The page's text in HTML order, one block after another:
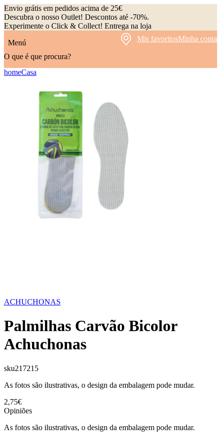
Envio grátis em pedidos acima de 25€
Descubra o nosso Outlet! Descontos até -70%.
Experimente o Click & Collect! Entrega na loja
Menú
Mis favoritosMinha conta
O que é que procura?
homeCasa
ACHUCHONAS
Palmilhas Carvão Bicolor
Achuchonas
sku217215
As fotos são ilustrativas, o design da embalagem pode mudar.
2,75€
Opiniões
As fotos são ilustrativas, o design da embalagem pode mudar.